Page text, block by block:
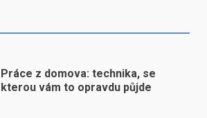
Práce z domova: technika, se
kterou vám to opravdu půjde